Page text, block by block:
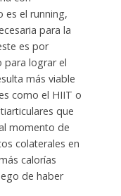
es el running,
para la
es por
para lograr el
más viable
como el HIIT o
que
momento de
colaterales en
calorías
de haber